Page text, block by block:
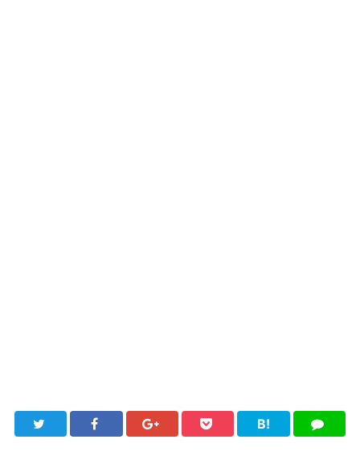
Twitter FacebookGoogle+Pocket
B!
は
LINE